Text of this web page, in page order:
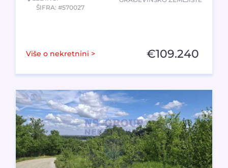
ŠIFRA: #570027
Više o nekretnini > €109.240